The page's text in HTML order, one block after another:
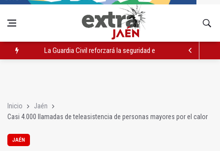
La Guardia Civil reforzará la seguridad el 12 de agosto por el
Inicio
Jaén
Casi 4.000 llamadas de teleasistencia de personas mayores por el calor
JAÉN